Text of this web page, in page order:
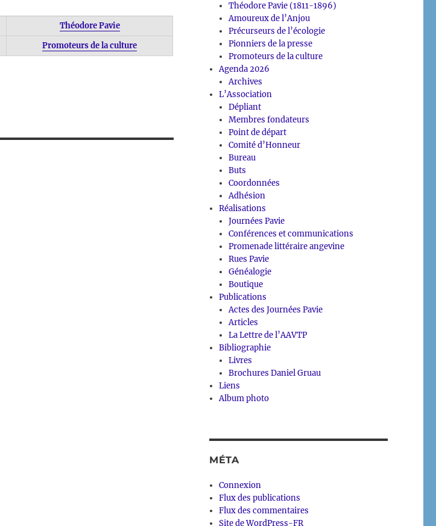
Théodore Pavie
Promoteurs de la culture
Théodore Pavie (1811-1896)
Amoureux de l’Anjou
Précurseurs de l’écologie
Pionniers de la presse
Promoteurs de la culture
Agenda 2026
Archives
L’Association
Dépliant
Membres fondateurs
Point de départ
Comité d’Honneur
Bureau
Buts
Coordonnées
Adhésion
Réalisations
Journées Pavie
Conférences et communications
Promenade littéraire angevine
Rues Pavie
Généalogie
Boutique
Publications
Actes des Journées Pavie
Articles
La Lettre de l’AAVTP
Bibliographie
Livres
Brochures Daniel Gruau
Liens
Album photo
MÉTA
Connexion
Flux des publications
Flux des commentaires
Site de WordPress-FR